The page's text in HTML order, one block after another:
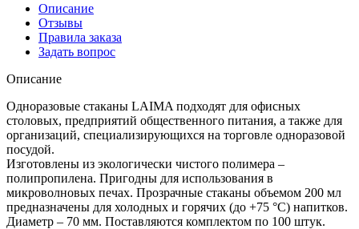
Описание
Отзывы
Правила заказа
Задать вопрос
Описание
Одноразовые стаканы LAIMA подходят для офисных
столовых, предприятий общественного питания, а также для
организаций, специализирующихся на торговле одноразовой
посудой.
Изготовлены из экологически чистого полимера –
полипропилена. Пригодны для использования в
микроволновых печах. Прозрачные стаканы объемом 200 мл
предназначены для холодных и горячих (до +75 °C) напитков.
Диаметр – 70 мм. Поставляются комплектом по 100 штук.